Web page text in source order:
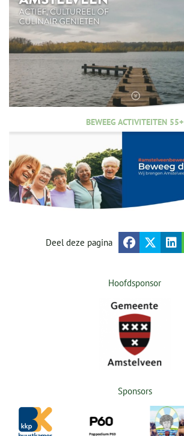
BEWEEG ACTIVITEITEN 55+
Deel deze pagina
Hoofdsponsor
Sponsors